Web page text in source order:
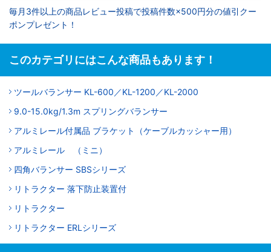
毎月3件以上の商品レビュー投稿で投稿件数×500円分の値引クー
ポンプレゼント！
このカテゴリにはこんな商品もあります！
ツールバランサー KL-600／KL-1200／KL-2000
9.0-15.0kg/1.3m スプリングバランサー
アルミレール付属品 ブラケット（ケーブルカッシャー用）
アルミレール （ミニ）
四角バランサー SBSシリーズ
リトラクター 落下防止装置付
リトラクター
リトラクター ERLシリーズ